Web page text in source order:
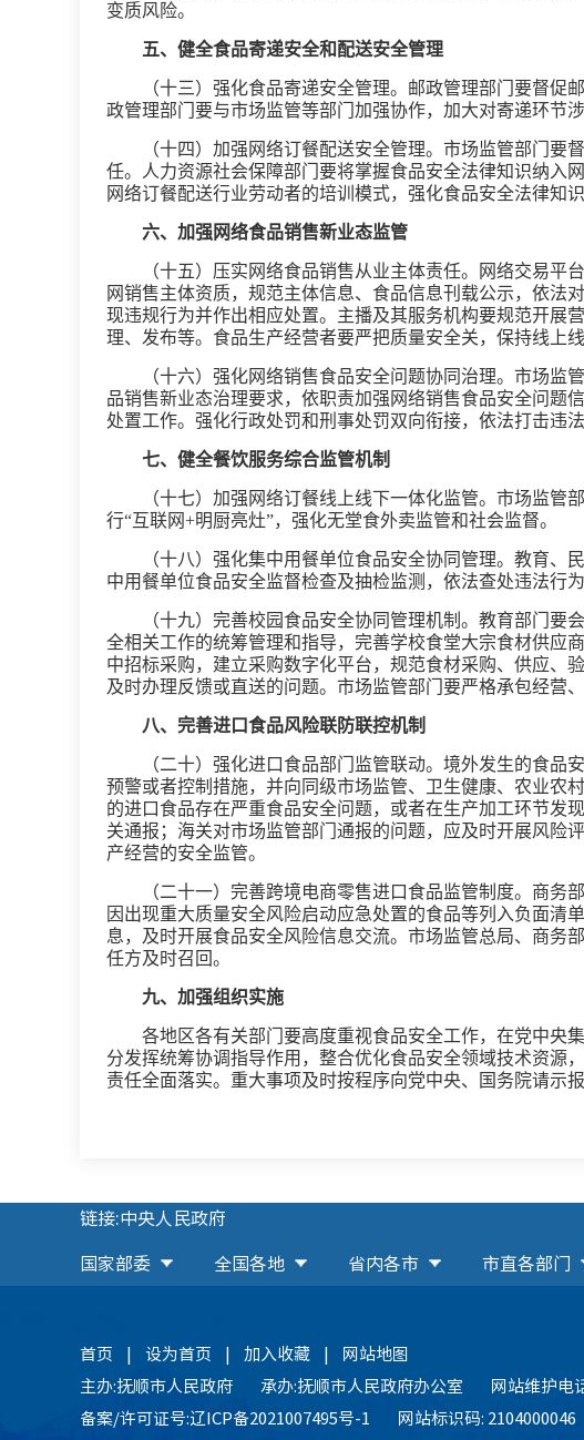
变质风险。
五、健全食品寄递安全和配送安全管理
（十三）强化食品寄递安全管理。邮政管理部门要督
政管理部门要与市场监管等部门加强协作，加大对寄递环节
（十四）加强网络订餐配送安全管理。市场监管部门
任。人力资源社会保障部门要将掌握食品安全法律知识纳入
网络订餐配送行业劳动者的培训模式，强化食品安全法律知识
六、加强网络食品销售新业态监管
（十五）压实网络食品销售从业主体责任。网络交易
网销售主体资质，规范主体信息、食品信息刊载公示，依法
现违规行为并作出相应处置。主播及其服务机构要规范开展
理、发布等。食品生产经营者要严把质量安全关，保持线上
（十六）强化网络销售食品安全问题协同治理。市场
品销售新业态治理要求，依职责加强网络销售食品安全问题
处置工作。强化行政处罚和刑事处罚双向衔接，依法打击违法
七、健全餐饮服务综合监管机制
（十七）加强网络订餐线上线下一体化监管。市场监
行“互联网+明厨亮灶”，强化无堂食外卖监管和社会监督。
（十八）强化集中用餐单位食品安全协同管理。教育
中用餐单位食品安全监督检查及抽检监测，依法查处违法行
（十九）完善校园食品安全协同管理机制。教育部门
全相关工作的统筹管理和指导，完善学校食堂大宗食材供应
中招标采购，建立采购数字化平台，规范食材采购、供应、
及时办理反馈或直送的问题。市场监管部门要严格承包经营
八、完善进口食品风险联防联控机制
（二十）强化进口食品部门监管联动。境外发生的食
预警或者控制措施，并向同级市场监管、卫生健康、农业农
的进口食品存在严重食品安全问题，或者在生产加工环节发
关通报；海关对市场监管部门通报的问题，应及时开展风险
产经营的安全监管。
（二十一）完善跨境电商零售进口食品监管制度。商
因出现重大质量安全风险启动应急处置的食品等列入负面清
息，及时开展食品安全风险信息交流。市场监管总局、商务
任方及时召回。
九、加强组织实施
各地区各有关部门要高度重视食品安全工作，在党中央
分发挥统筹协调指导作用，整合优化食品安全领域技术资源
责任全面落实。重大事项及时按程序向党中央、国务院请示报
链接:中央人民政府
国家部委
全国各地 省内各市 市直各部门
首页 | 设为首页 | 加入收藏 |
网站地图
主办:抚顺市人民政府
承办:抚顺市人民政府办公室
网站维护电
备案/许可证号:辽ICP备2021007495号-1
网站标识码: 2104000046